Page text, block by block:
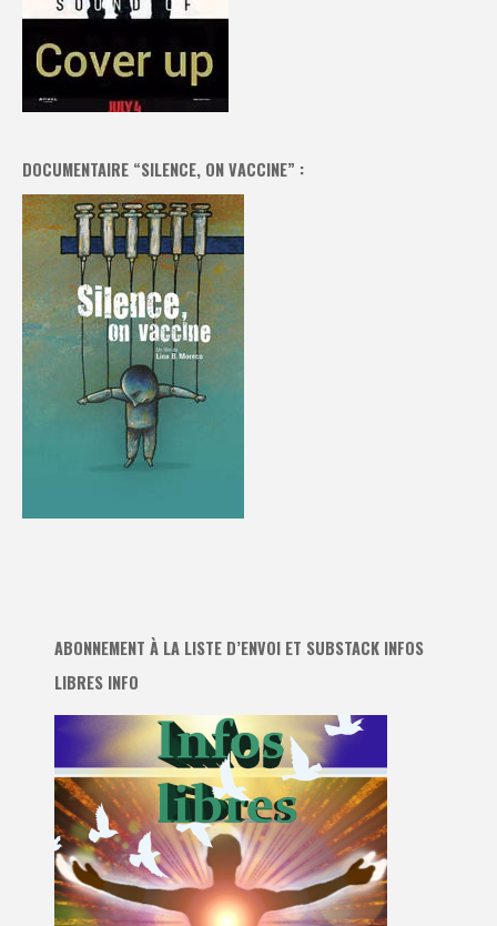
DOCUMENTAIRE “SILENCE, ON VACCINE” :
ABONNEMENT À LA LISTE D’ENVOI ET SUBSTACK INFOS
LIBRES INFO